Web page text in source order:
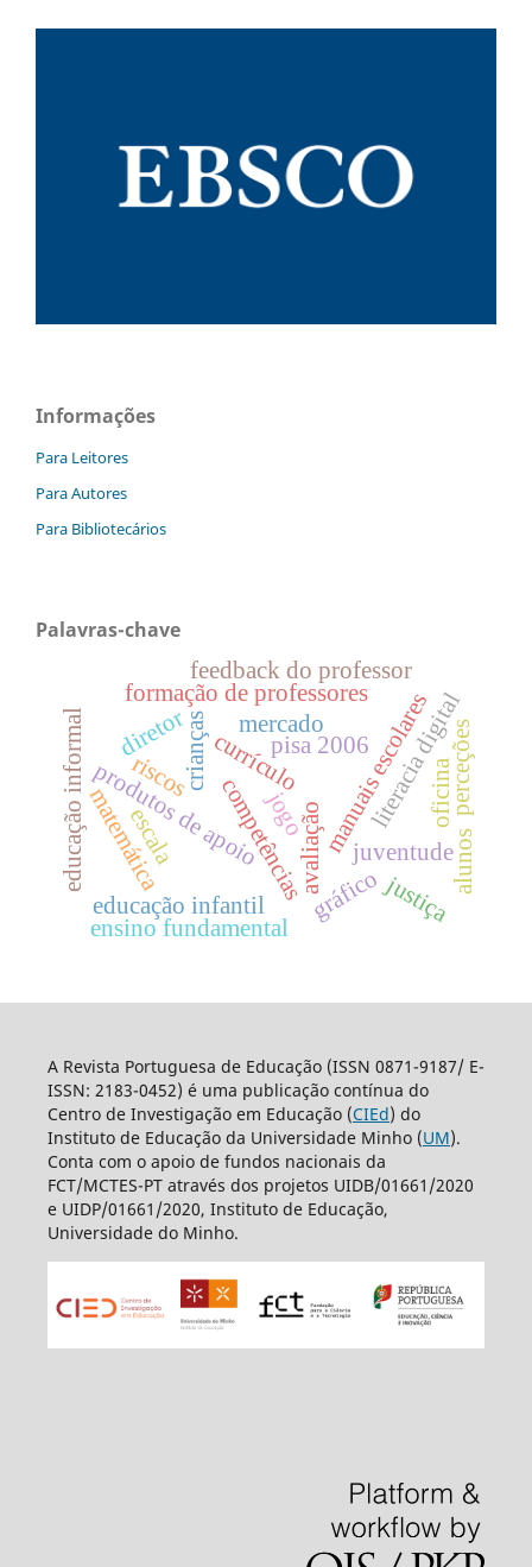
Informações
Para Leitores
Para Autores
Para Bibliotecários
Palavras-chave
produtos de apoio avaliação
currículo manuais escolares
competências
pisa 2006literacia digital
juventude
educação informal crianças
riscos
jogo
educação infantil
escala
gráfico
ensino fundamental
matemática
formação de professores
feedback do professor
oficina
mercado
justiça
perceções
alunos
diretor
A Revista Portuguesa de Educação (ISSN 0871-9187/ E-
ISSN: 2183-0452) é uma publicação contínua do
Centro de Investigação em Educação (CIEd) do
Instituto de Educação da Universidade Minho (UM).
Conta com o apoio de fundos nacionais da
FCT/MCTES-PT através dos projetos UIDB/01661/2020
e UIDP/01661/2020, Instituto de Educação,
Universidade do Minho.